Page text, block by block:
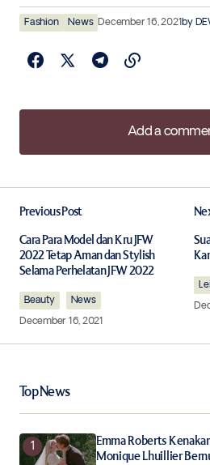
Fashion News December 16, 2021by
Add a
Add a
Required fields are marked*
Your Name
Your E-mail*
Previous Post
Cara Para Model dan Kru JFW
2022 Tetap Aman dan Stylish
Selama Perhelatan JFW 2022
Beauty
News
December 16, 2021
Top News
Emma Roberts
Monique Lhuillier